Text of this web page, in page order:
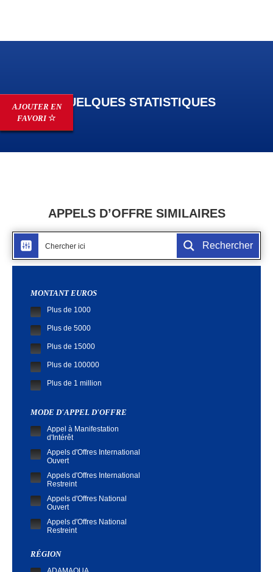
QUELQUES STATISTIQUES
APPELS D’OFFRE SIMILAIRES
Rechercher
MONTANT EUROS
Plus de 1000
Plus de 5000
Plus de 15000
Plus de 100000
Plus de 1 million
MODE D'APPEL D'OFFRE
Appel à Manifestation
d'Intérêt
Appels d'Offres International
Ouvert
Appels d'Offres International
Restreint
Appels d'Offres National
Ouvert
Appels d'Offres National
Restreint
RÉGION
AJOUTER EN
FAVORI